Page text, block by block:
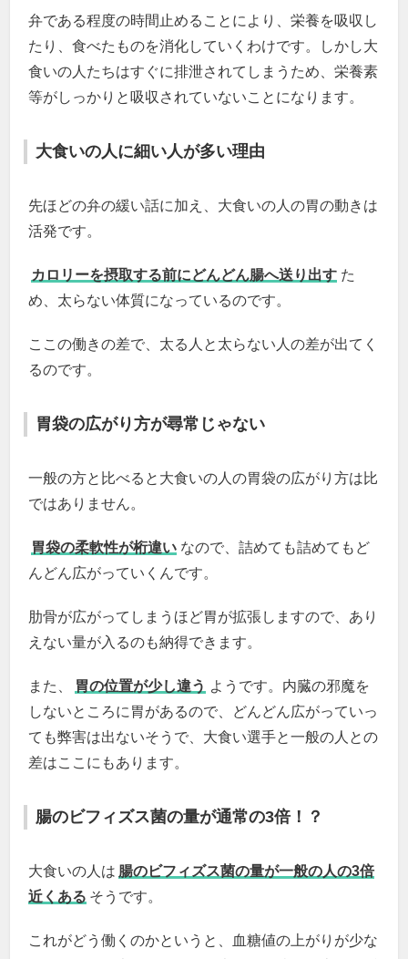
弁である程度の時間止めることにより、栄養を吸収し
たり、食べたものを消化していくわけです。しかし大
食いの人たちはすぐに排泄されてしまうため、栄養素
等がしっかりと吸収されていないことになります。
大食いの人に細い人が多い理由
先ほどの弁の緩い話に加え、大食いの人の胃の動きは
活発です。
カロリーを摂取する前にどんどん腸へ送り出す た
め、太らない体質になっているのです。
ここの働きの差で、太る人と太らない人の差が出てく
るのです。
胃袋の広がり方が尋常じゃない
一般の方と比べると大食いの人の胃袋の広がり方は比
ではありません。
胃袋の柔軟性が桁違い なので、詰めても詰めてもど
んどん広がっていくんです。
肋骨が広がってしまうほど胃が拡張しますので、あり
えない量が入るのも納得できます。
また、 胃の位置が少し違う ようです。内臓の邪魔を
しないところに胃があるので、どんどん広がっていっ
ても弊害は出ないそうで、大食い選手と一般の人との
差はここにもあります。
腸のビフィズス菌の量が通常の3倍！？
大食いの人は 腸のビフィズス菌の量が一般の人の3倍
近くある そうです。
これがどう働くのかというと、血糖値の上がりが少な